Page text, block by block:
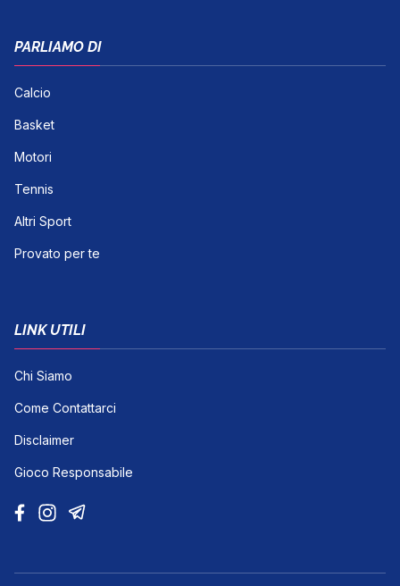
PARLIAMO DI
Calcio
Basket
Motori
Tennis
Altri Sport
Provato per te
LINK UTILI
Chi Siamo
Come Contattarci
Disclaimer
Gioco Responsabile